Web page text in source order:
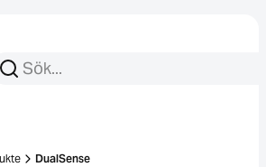
Sök efter:
Sök
DualSense